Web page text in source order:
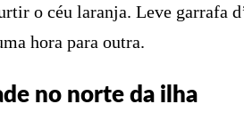
o céu laranja. Leve garrafa
hora para outra.
no norte da ilha